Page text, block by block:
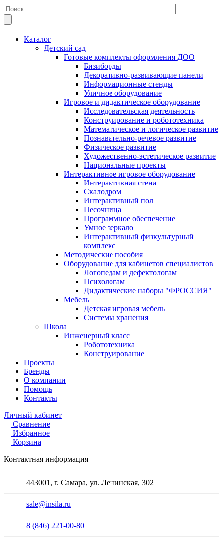
Каталог
Детский сад
Готовые комплекты оформления ДОО
Бизиборды
Декоративно-развивающие панели
Информационные стенды
Уличное оборудование
Игровое и дидактическое оборудование
Исследовательская деятельность
Конструирование и робототехника
Математическое и логическое развитие
Познавательно-речевое развитие
Физическое развитие
Художественно-эстетическое развитие
Национальные проекты
Интерактивное игровое оборудование
Интерактивная стена
Скалодром
Интерактивный пол
Песочница
Программное обеспечение
Умное зеркало
Интерактивный физкультурный
комплекс
Методические пособия
Оборудование для кабинетов специалистов
Логопедам и дефектологам
Психологам
Дидактические наборы "ФРОССИЯ"
Мебель
Детская игровая мебель
Системы хранения
Школа
Инженерный класс
Робототехника
Конструирование
Проекты
Бренды
О компании
Помощь
Контакты
Личный кабинет
Сравнение
Избранное
Корзина
Контактная информация
443001, г. Самара, ул. Ленинская, 302
sale@insila.ru
8 (846) 221-00-80